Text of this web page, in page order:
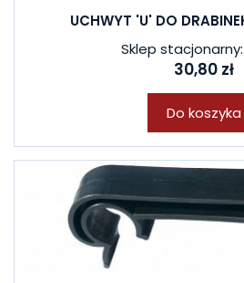
UCHWYT 'U' DO
Sklep stacjonarny:
30,80 zł
Do koszyka